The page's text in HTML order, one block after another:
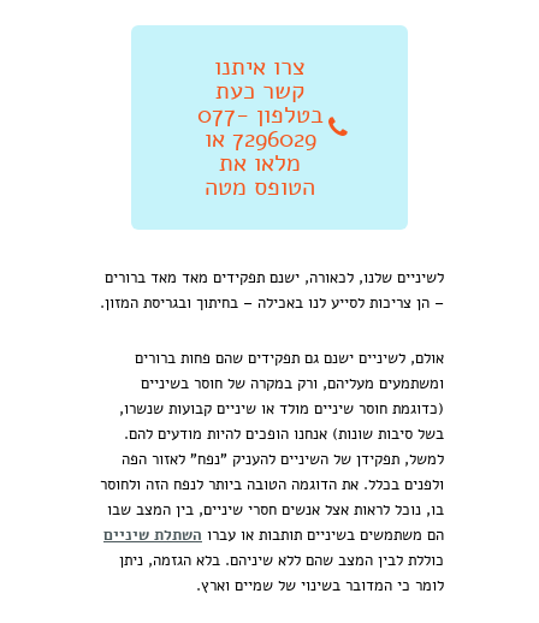
צרו איתנו
קשר כעת
בטלפון 077-
7296029 או
מלאו את
הטופס מטה
לשיניים שלנו, לכאורה, ישנם תפקידים מאד מאד ברורים
– הן צריכות לסייע לנו באכילה – בחיתוך ובגריסת המזון.
אולם, לשיניים ישנם גם תפקידים שהם פחות ברורים
ומשתמעים מעליהם, ורק במקרה של חוסר בשיניים
(כדוגמת חוסר שיניים מולד או שיניים קבועות שנשרו,
בשל סיבות שונות) אנחנו הופכים להיות מודעים להם.
למשל, תפקידן של השיניים להעניק "נפח" לאזור הפה
ולפנים בכלל. את הדוגמה הטובה ביותר לנפח הזה ולחוסר
בו, נוכל לראות אצל אנשים חסרי שיניים, בין המצב שבו
הם משתמשים בשיניים תותבות או עברו השתלת שיניים
כוללת לבין המצב שהם ללא שיניהם. בלא הגזמה, ניתן
לומר כי המדובר בשינוי של שמיים וארץ.